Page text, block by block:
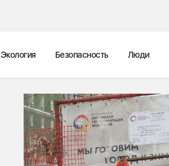
Экология Безопасность Люди